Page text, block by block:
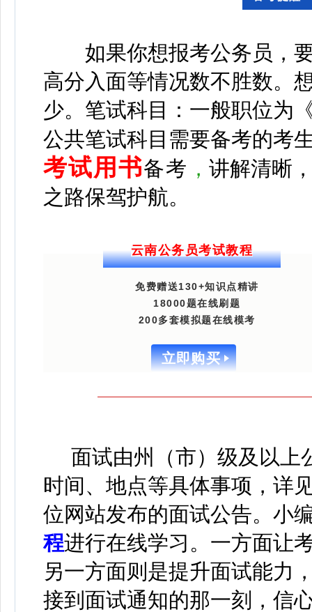
如果你想报考公务员，要
高分入面等情况数不胜数。
少。 笔试科目：一般职位为
公共笔试科目需要备考的考
考试用书备考 ， 讲解清晰
之路保驾护航。
云南公务员考试教程
免费赠送130+知识点精讲
18000题在线刷题
200多套模拟题在线模考
立即购买
面试由州（市）级及以上
时间、地点等具体事项，详
位网站发布的面试公告。 小
程进行在线学习 。 一方面让
另一方面则是提升面试能力
接到面试通知的那一刻，信